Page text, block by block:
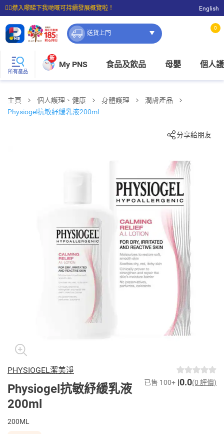
☝🏼㩒入嚟睇下我哋嘅可持續發展概覽啦！
⭐購物滿$399即享免費送貨；滿$100即可免費店取。
English
送貨上門
0
所有產品
新
My PNS 食品及飲品 母嬰 個人
主頁 個人護理、健康 身體護理
潤膚產品
Physiogel抗敏紓緩乳液200ml
分享給朋友
PHYSIOGEL潔美淨
Physiogel抗敏紓緩乳液
200ml
已售 100+ 0.0(0 評價)
200ML